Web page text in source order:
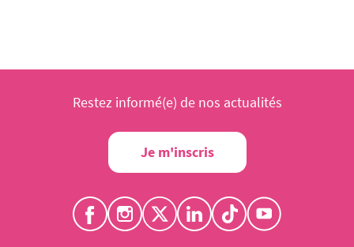
Restez informé(e) de nos actualités
Je m'inscris